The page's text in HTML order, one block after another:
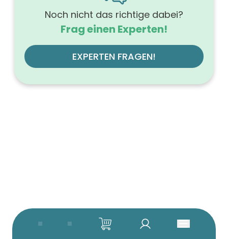
Noch nicht das richtige dabei?
Frag einen Experten!
EXPERTEN FRAGEN!